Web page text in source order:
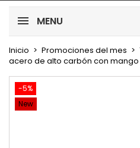
MENU
Inicio Promociones del mes
acero de alto carbón con
-5%
New
Iniciar